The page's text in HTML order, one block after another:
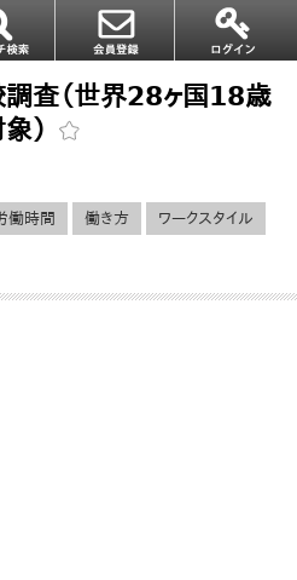
査（世界28ヶ国18歳
）
働時間 働き方 ワークスタイル